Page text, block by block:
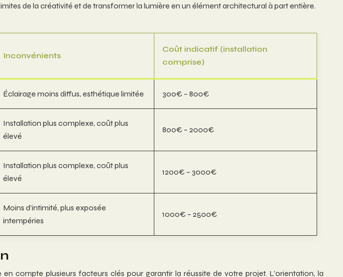
de la créativité et de transformer la lumière en un élément architectural à part entière.
Inconvénients
Coût indicatif (installation
comprise)
Éclairage moins diffus, esthétique limitée 300€ – 800€
Installation plus complexe, coût plus
élevé
800€ – 2000€
Installation plus complexe, coût plus
élevé
1200€ – 3000€
Moins d’intimité, plus exposée
intempéries
1000€ – 2500€
compte plusieurs facteurs clés pour garantir la réussite de votre projet. L’orientation, la